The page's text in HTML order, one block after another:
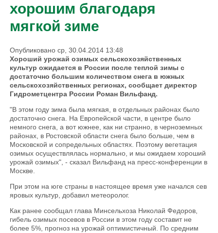
хорошим благодаря
мягкой зиме
Опубликовано ср, 30.04.2014 13:48
Хороший урожай озимых сельскохозяйственных
культур ожидается в России после теплой зимы с
достаточно большим количеством снега в южных
сельскохозяйственных регионах, сообщает директор
Гидрометцентра России Роман Вильфанд.
"В этом году зима была мягкая, в отдельных районах было
достаточно снега. На Европейской части, в центре было
немного снега, а вот южнее, как ни странно, в черноземных
районах, в Ростовской области снега было больше, чем в
Московской и сопредельных областях. Поэтому вегетация
озимых осуществлялась нормально, и мы ожидаем хороший
урожай озимых", - сказал Вильфанд на пресс-конференции в
Москве.
При этом на юге страны в настоящее время уже начался сев
яровых культур, добавил метеоролог.
Как ранее сообщал глава Минсельхоза Николай Федоров,
гибель озимых посевов в России в этом году составит не
более 5%, прогноз на урожай оптимистичный. По средним